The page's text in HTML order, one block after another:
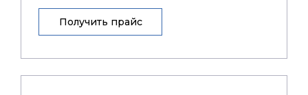
Получить прайс